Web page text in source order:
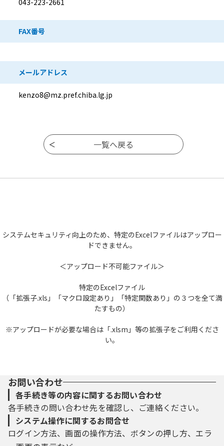
043-223-2661
FAX番号
メールアドレス
kenzo8@mz.pref.chiba.lg.jp
システムセキュリティ向上のため、特定のExcelファイルはアップロー
ドできません。
＜アップロード不可能ファイル＞
特定のExcelファイル
（「拡張子.xls」「マクロ設定あり」「特定関数あり」の３つを全て満
たすもの）
※アップロードが必要な場合は「.xlsm」等の拡張子をご利用くださ
い。
お問い合わせ
各手続き等の内容に関するお問い合わせ
各手続きの問い合わせ先を確認し、ご連絡ください。
システム操作に関するお問合せ
ログイン方法、画面の操作方法、ボタンの押し方、エラ